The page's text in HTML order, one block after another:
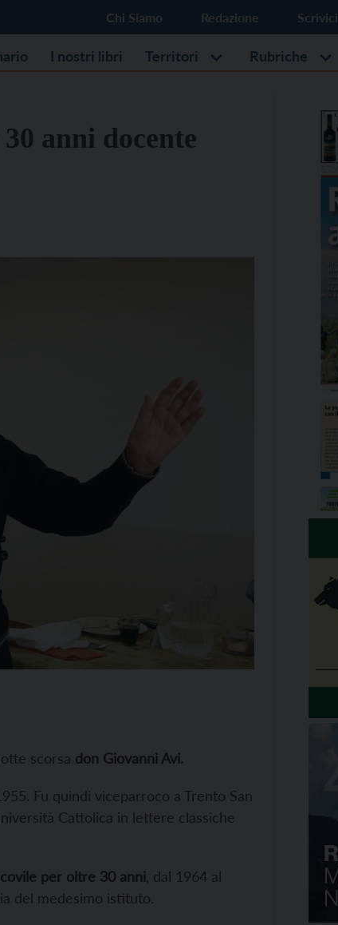
Chi Siamo Redazione Scrivici
I nostri libri Territori Rubriche
anni docente
scorsa don Giovanni Avi.
Fu quindi viceparroco a Trento San
Cattolica in lettere classiche
per oltre 30 anni , dal 1964 al
del medesimo istituto.